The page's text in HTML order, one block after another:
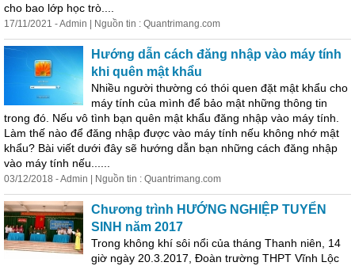
cho bao lớp học trò....
17/11/2021 - Admin | Nguồn tin : Quantrimang.com
Hướng dẫn cách đăng nhập vào máy tính
khi quên mật khẩu
Nhiều người thường có thói quen đặt mật khẩu cho
máy tính của mình để bảo mật những thông tin
trong đó. Nếu vô tình bạn quên mật khẩu đăng nhập vào máy tính.
Làm thế nào để đăng nhập được vào máy tính nếu không nhớ mật
khẩu? Bài viết dưới đây sẽ hướng dẫn bạn những cách đăng nhập
vào máy tính nếu......
03/12/2018 - Admin | Nguồn tin : Quantrimang.com
Chương trình HƯỚNG NGHIỆP TUYỂN
SINH năm 2017
Trong không khí sôi nổi của tháng Thanh niên, 14
giờ ngày 20.3.2017, Đoàn trường THPT Vĩnh Lộc